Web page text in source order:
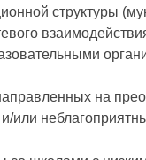
структуры
на
или